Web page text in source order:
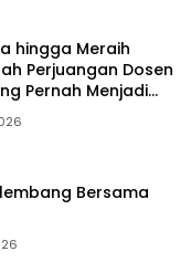
hingga Meraih
Perjuangan Dosen
Pernah Menjadi
Bersama